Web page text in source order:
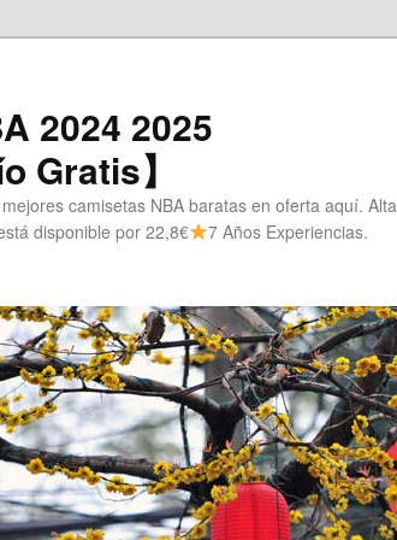
2024 2025
Gratis】
camisetas NBA baratas en oferta aquí. Alta
disponible por 22,8€
7 Años Experiencias.